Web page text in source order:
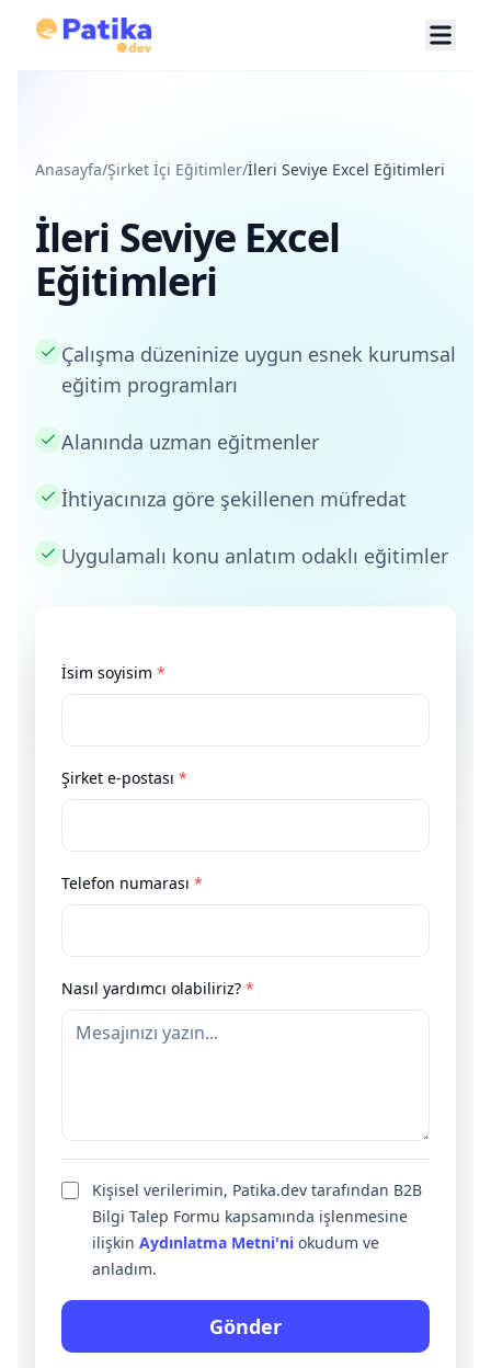
Anasayfa/Şirket İçi Eğitimler/İleri Seviye Excel Eğitimleri
İleri Seviye Excel
Eğitimleri
Çalışma düzeninize uygun esnek kurumsal
eğitim programları
Alanında uzman eğitmenler
İhtiyacınıza göre şekillenen müfredat
Uygulamalı konu anlatım odaklı eğitimler
İsim soyisim *
Şirket e-postası *
Telefon numarası *
Nasıl yardımcı olabiliriz? *
Kişisel verilerimin, Patika.dev tarafından B2B
Bilgi Talep Formu kapsamında işlenmesine
ilişkin Aydınlatma Metni'ni okudum ve
anladım.
Gönder